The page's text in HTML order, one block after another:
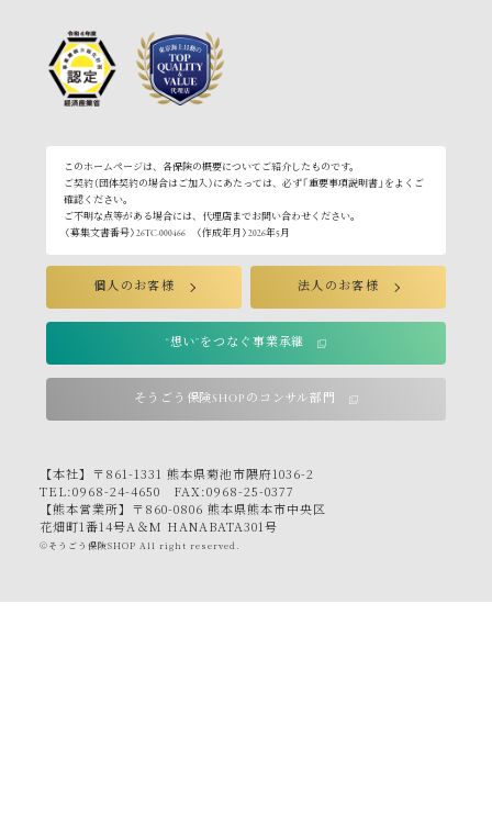
このホームページは、各保険の概要についてご紹介したものです。
ご契約（団体契約の場合はご加入）にあたっては、必ず「重要事項説明書」をよくご
確認ください。
ご不明な点等がある場合には、代理店までお問い合わせください。
〈募集文書番号〉26TC-000466 〈作成年月〉2026年5月
個人のお客様 法人のお客様
“想い”をつなぐ事業承継
そうごう保険SHOPのコンサル部門
【本社】〒861-1331 熊本県菊池市隈府1036-2
TEL:0968-24-4650 FAX:0968-25-0377
【熊本営業所】〒860-0806 熊本県熊本市中央区
花畑町1番14号A＆M HANABATA301号
©そうごう保険SHOP All right reserved.